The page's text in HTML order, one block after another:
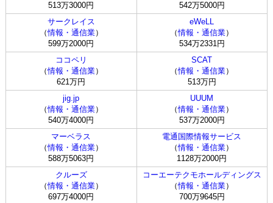
513万3000円
542万5000円
サークレイス
（情報・通信業）
599万2000円
eWeLL
（情報・通信業）
534万2331円
ココペリ
（情報・通信業）
621万円
SCAT
（情報・通信業）
513万円
jig.jp
（情報・通信業）
540万4000円
UUUM
（情報・通信業）
537万2000円
マーベラス
（情報・通信業）
588万5063円
電通国際情報サービス
（情報・通信業）
1128万2000円
クルーズ
（情報・通信業）
697万4000円
コーエーテクモホールディングス
（情報・通信業）
700万9645円